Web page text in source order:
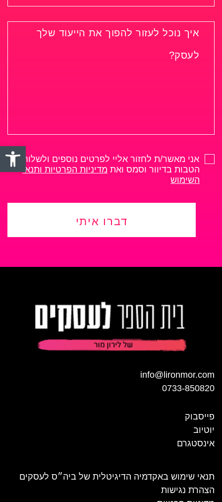
פתח
אני מאשר/ת לחזור אליי לפרטים נוספים ולשלוח לי
הטבות בדיוור וסמס ואת מדיניות הפרטיות ותנאי
השימוש
דברו איתי
info@lironmor.com
0733-850820
פייסבוק
יוטיוב
אינסטגרם
תנאי שימוש באקדמיה הדיגיטלית של ביה״ס לעסקים
הצהרת נגישות